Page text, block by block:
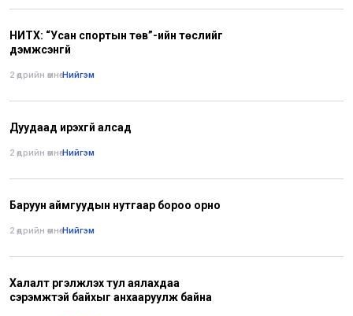
НИТХ: “Усан спортын төв”-ийн төслийг
дэмжсэнгүй
2 өдрийн өмнө•Нийгэм
Дуудаад ирэхгүй алсад
2 өдрийн өмнө•Нийгэм
Баруун аймгуудын нутгаар бороо орно
2 өдрийн өмнө•Нийгэм
Халалт үргэлжлэх тул аялахдаа
сэрэмжтэй байхыг анхааруулж байна